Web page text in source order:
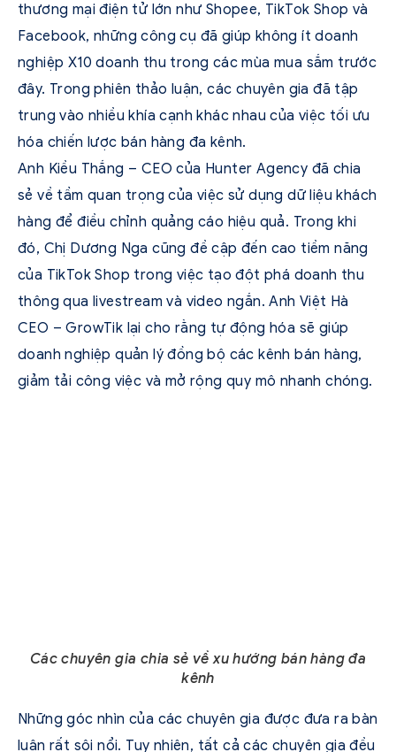
thương mại điện tử lớn như Shopee, TikTok Shop và
Facebook, những công cụ đã giúp không ít doanh
nghiệp X10 doanh thu trong các mùa mua sắm trước
đây. Trong phiên thảo luận, các chuyên gia đã tập
trung vào nhiều khía cạnh khác nhau của việc tối ưu
hóa chiến lược bán hàng đa kênh.
Anh Kiều Thắng – CEO của Hunter Agency đã chia
sẻ về tầm quan trọng của việc sử dụng dữ liệu khách
hàng để điều chỉnh quảng cáo hiệu quả. Trong khi
đó, Chị Dương Nga cũng đề cập đến cao tiềm năng
của TikTok Shop trong việc tạo đột phá doanh thu
thông qua livestream và video ngắn. Anh Việt Hà
CEO – GrowTik lại cho rằng tự động hóa sẽ giúp
doanh nghiệp quản lý đồng bộ các kênh bán hàng,
giảm tải công việc và mở rộng quy mô nhanh chóng.
Các chuyên gia chia sẻ về xu hướng bán hàng đa
kênh
Những góc nhìn của các chuyên gia được đưa ra bàn
luận rất sôi nổi. Tuy nhiên, tất cả các chuyên gia đều